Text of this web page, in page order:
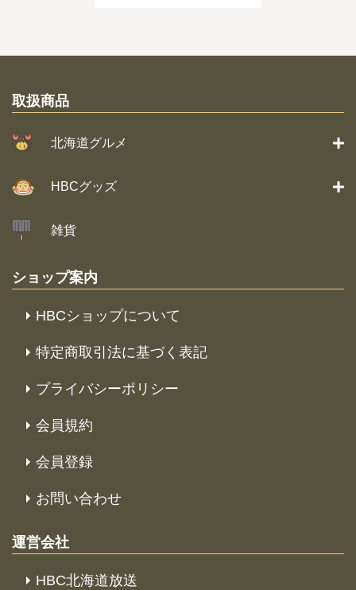
取扱商品
北海道グルメ
HBCグッズ
雑貨
ショップ案内
HBCショップについて
特定商取引法に基づく表記
プライバシーポリシー
会員規約
会員登録
お問い合わせ
運営会社
HBC北海道放送